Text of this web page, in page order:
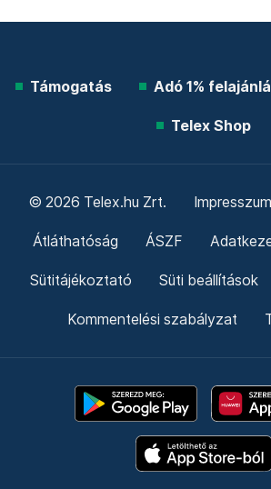
Támogatás Adó 1%
Telex Shop
© 2026 Telex.hu Zrt. Impresszum
Átláthatóság ÁSZF
Sütitájékoztató Süti beállítások
Kommentelési szabályzat